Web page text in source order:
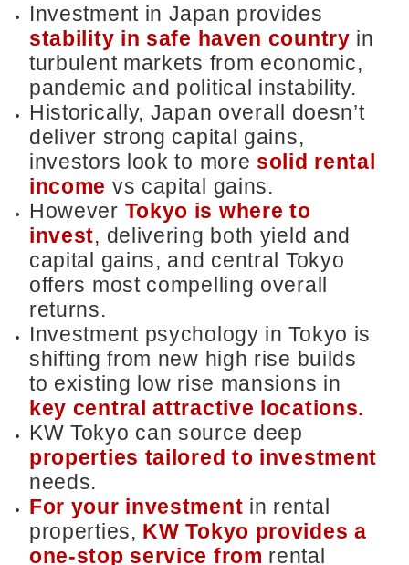
Investment in Japan provides
stability in safe haven country in
turbulent markets from economic,
pandemic and political instability.
Historically, Japan overall doesn’t
deliver strong capital gains,
investors look to more solid rental
income vs capital gains.
However Tokyo is where to
invest, delivering both yield and
capital gains, and central Tokyo
offers most compelling overall
returns.
Investment psychology in Tokyo is
shifting from new high rise builds
to existing low rise mansions in
key central attractive locations.
KW Tokyo can source deep
properties tailored to investment
needs.
For your investment in rental
properties, KW Tokyo provides a
one-stop service from rental